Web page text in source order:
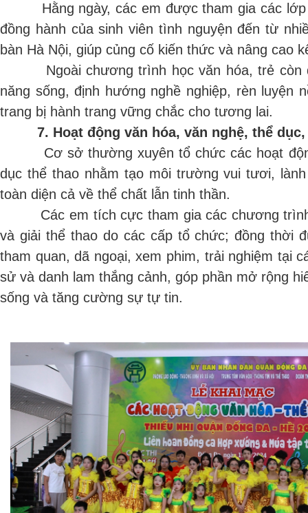
Hằng ngày, các em được tham gia các lớp
đồng hành của sinh viên tình nguyện đến từ
bàn Hà Nội, giúp củng cố kiến thức và nâng cao
Ngoài chương trình học văn hóa, trẻ còn
năng sống, định hướng nghề nghiệp, rèn luyện
trang bị hành trang vững chắc cho tương lai.
7. Hoạt động văn hóa, văn nghệ, thể
Cơ sở thường xuyên tổ chức các hoạt
dục thể thao nhằm tạo môi trường vui tươi,
toàn diện cả về thể chất lẫn tinh thần.
Các em tích cực tham gia các chương trình
và giải thể thao do các cấp tổ chức; đồng thời
tham quan, dã ngoại, xem phim, trải nghiệm tại
sử và danh lam thắng cảnh, góp phần mở rộng
sống và tăng cường sự tự tin.